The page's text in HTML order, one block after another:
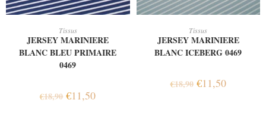
Tissus
JERSEY MARINIERE
BLANC BLEU PRIMAIRE
0469
€18,90 €11,50
Tissus
JERSEY MARINIERE
BLANC ICEBERG 0469
€18,90 €11,50